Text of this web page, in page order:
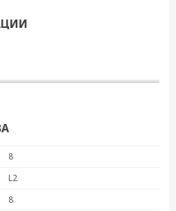
8
L2
8